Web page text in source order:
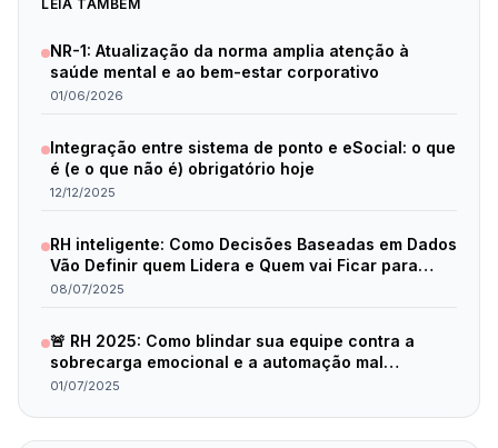
LEIA TAMBÉM
NR-1: Atualização da norma amplia atenção à
saúde mental e ao bem-estar corporativo
01/06/2026
Integração entre sistema de ponto e eSocial: o que
é (e o que não é) obrigatório hoje
12/12/2025
RH inteligente: Como Decisões Baseadas em Dados
Vão Definir quem Lidera e Quem vai Ficar para
Trás em 2025
08/07/2025
🚨 RH 2025: Como blindar sua equipe contra a
sobrecarga emocional e a automação mal
planejada
01/07/2025